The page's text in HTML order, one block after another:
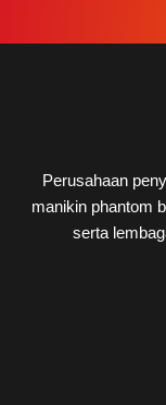
Perusahaan
manikin phantom
serta